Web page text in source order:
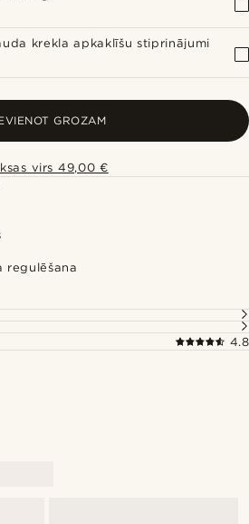
krekla apkaklīšu stiprinājumi
GROZAM
virs 49,00 €
regulēšana
4.8